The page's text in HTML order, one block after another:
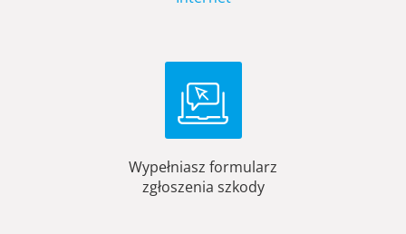
Wypełniasz formularz
zgłoszenia szkody